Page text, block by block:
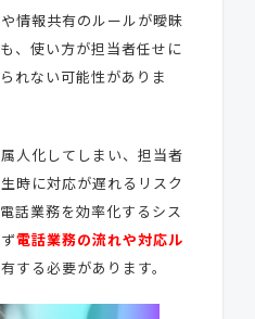
情報共有のルールが曖昧
、使い方が担当者任せに
れない可能性がありま
人化してしまい、担当者
時に対応が遅れるリスク
話業務を効率化するシス
電話業務の流れや対応ル
する必要があります。